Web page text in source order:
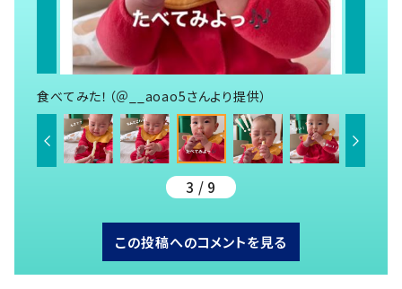
食べてみた！（＠__aoao5さんより提供）
3 / 9
この投稿へのコメントを見る